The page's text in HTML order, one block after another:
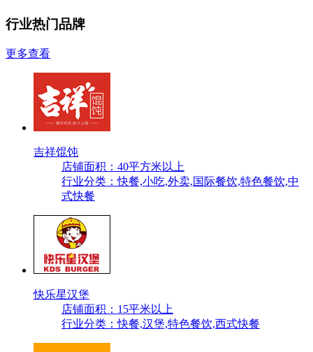
行业热门品牌
更多查看
吉祥馄饨
店铺面积：40平方米以上
行业分类：快餐,小吃,外卖,国际餐饮,特色餐饮,中
式快餐
快乐星汉堡
店铺面积：15平米以上
行业分类：快餐,汉堡,特色餐饮,西式快餐